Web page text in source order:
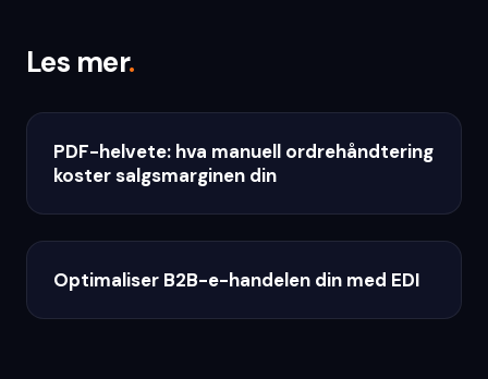
Les mer.
PDF-helvete: hva manuell ordrehåndtering
koster salgsmarginen din
Optimaliser B2B-e-handelen din med EDI